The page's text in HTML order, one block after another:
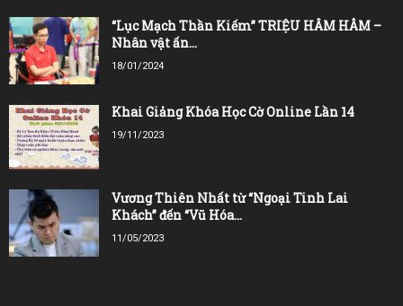
“Lục Mạch Thần Kiếm” TRIỆU HÂM HÂM –
Nhân vật ấn...
18/01/2024
Khai Giảng Khóa Học Cờ Online Lần 14
19/11/2023
Vương Thiên Nhất từ “Ngoại Tinh Lai
Khách” đến “Vũ Hóa...
11/05/2023